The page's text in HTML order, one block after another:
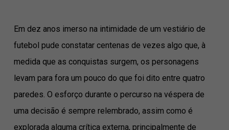
Em dez anos imerso na intimidade de um vestiário de
futebol pude constatar centenas de vezes algo que, à
medida que as conquistas surgem, os personagens
levam para fora um pouco do que foi dito entre quatro
paredes. O esforço durante o percurso na véspera de
uma decisão é sempre relembrado, assim como é
explorada alguma crítica externa, principalmente de